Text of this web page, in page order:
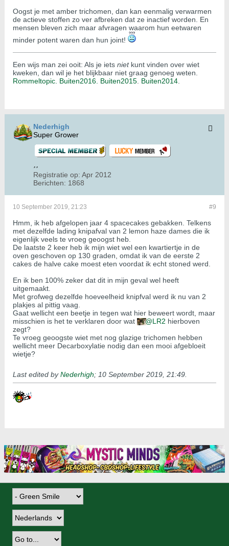
Oogst je met amber trichomen, dan kan eenmalig verwarmen
de actieve stoffen zo ver afbreken dat ze inactief worden. En
mensen bleven zich maar afvragen waarom hun eetwaren
minder potent waren dan hun joint!
Een wijs man zei ooit: Als je iets nietkunt vinden over wiet
kweken, dan wil je het blijkbaar niet graag genoeg weten.
Rommeltopic. Buiten2016. Buiten2015 Buiten2014
Nederhigh
Super Grower
Registratie op: Apr 2012
Berichten: 1868
#9
10 September 2019, 21:23
Hmm, ik heb afgelopen jaar 4 spacecakes gebakken. Telkens
met dezelfde lading knipafval van 2 lemon haze dames die ik
eigenlijk veels te vroeg geoogst heb.
De laatste 2 keer heb ik mijn wiet wel een kwartiertje in de
oven geschoven op 130 graden, omdat ik van de eerste 2
cakes de halve cake moest eten voordat ik echt stoned werd.
En ik ben 100% zeker dat dit in mijn geval wel heeft
uitgemaakt.
Met grofweg dezelfde hoeveelheid knipfval werd ik nu van 2
plakjes al pittig vaag.
Gaat wellicht een beetje in tegen wat hier beweert wordt, maar
misschien is het te verklaren door wat
LR2 hierboven
zegt?
Te vroeg geoogste wiet met nog glazige trichomen hebben
wellicht meer Decarboxylatie nodig dan een mooi afgebloeit
wietje?
Last edited byNederhigh; 10 September 2019, 21:49